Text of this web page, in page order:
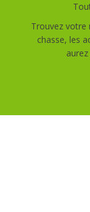
Trouvez votre
chasse, les